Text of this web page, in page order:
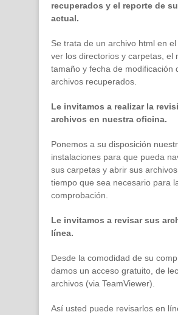
recuperados y el reporte de
actual.
Se trata de un archivo html en
ver los directorios y carpetas, el
tamaño y fecha de modificación
archivos recuperados.
Le invitamos a realizar la
archivos en nuestra oficina.
Ponemos a su disposición
instalaciones para que pueda
sus carpetas y abrir sus
tiempo que sea necesario para
comprobación.
Le invitamos a revisar sus
línea.
Desde la comodidad de su
damos un acceso gratuito, de
archivos (via TeamViewer).
Así usted puede revisarlos en